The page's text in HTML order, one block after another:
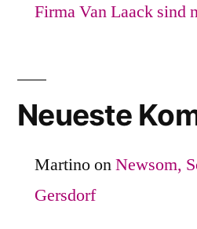
Firma Van Laack sind
Neueste
MartinoonNewsom,
Gersdorf